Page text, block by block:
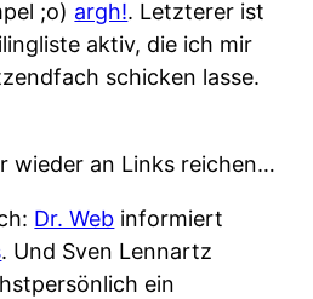
;o) argh!. Letzterer ist
aktiv, die ich mir
schicken lasse.
wieder an Links reichen…
Dr. Web informiert
. Und Sven Lennartz
ein